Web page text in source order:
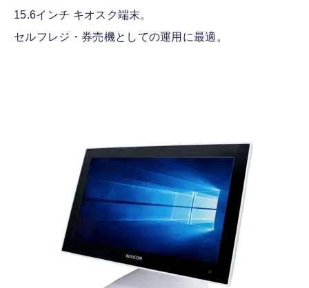
15.6インチ キオスク端末。
セルフレジ・券売機としての運用に最適。